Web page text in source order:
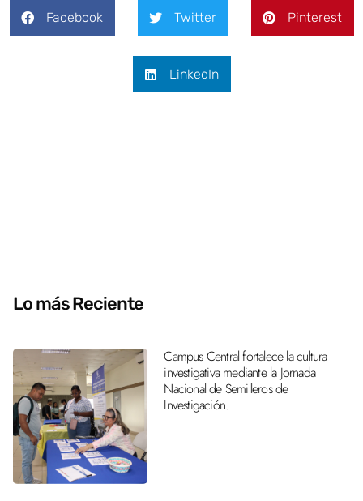
Facebook Twitter Pinterest
LinkedIn
Lo más Reciente
Campus Central fortalece la cultura
investigativa mediante la Jornada
Nacional de Semilleros de
Investigación.